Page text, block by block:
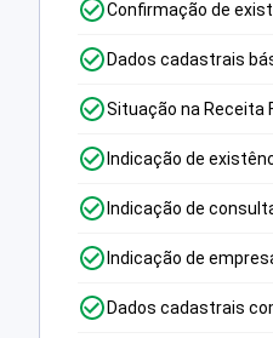
Confirmação de
Dados cadastrais
Situação na Receita
Indicação de
Indicação de
Indicação de
Dados cadastrais